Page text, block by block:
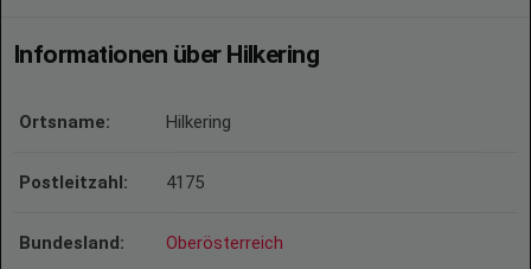
Informationen über Hilkering
Ortsname: Hilkering
Postleitzahl: 4175
Bundesland: Oberösterreich